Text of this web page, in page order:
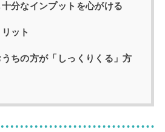
分なインプットを心がける
ット
ちの方が「しっくりくる」方